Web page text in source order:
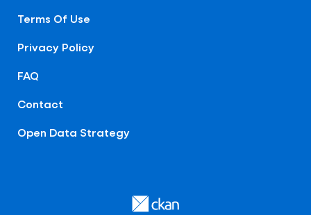
Terms Of Use
Privacy Policy
FAQ
Contact
Open Data Strategy